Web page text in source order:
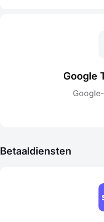
Google
Betaaldiensten